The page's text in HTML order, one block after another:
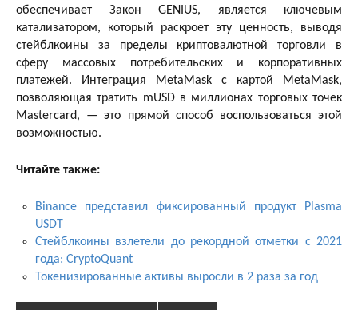
обеспечивает Закон GENIUS, является ключевым
катализатором, который раскроет эту ценность, выводя
стейблкоины за пределы криптовалютной торговли в
сферу массовых потребительских и корпоративных
платежей. Интеграция MetaMask с картой MetaMask,
позволяющая тратить mUSD в миллионах торговых точек
Mastercard, — это прямой способ воспользоваться этой
возможностью.
Читайте также:
Binance представил фиксированный продукт Plasma
USDT
Стейблкоины взлетели до рекордной отметки с 2021
года: CryptoQuant
Токенизированные активы выросли в 2 раза за год